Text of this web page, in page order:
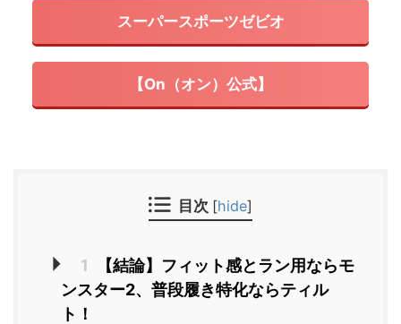
スーパースポーツゼビオ
【On（オン）公式】
目次 [hide]
1
【結論】フィット感とラン用ならモ
ンスター2、普段履き特化ならティル
ト！